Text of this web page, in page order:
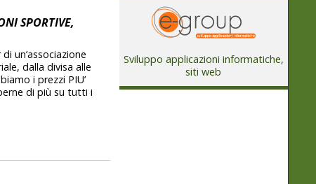
SPORTIVE,
un’associazione
dalla divisa alle
i prezzi PIU’
di più su tutti i
Sviluppo applicazioni informatiche,
siti web